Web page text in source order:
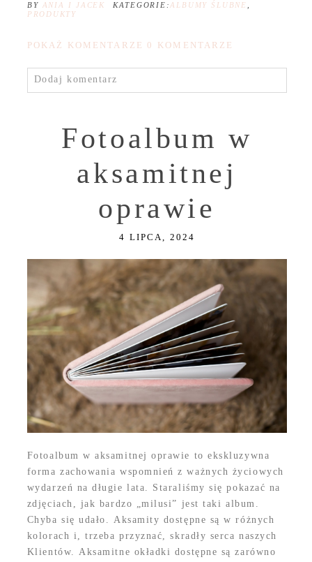
BY ANIA I JACEK KATEGORIE: ALBUMY ŚLUBNE
PRODUKTY
POKAŻ KOMENTARZE 0 KOMENTARZE
Dodaj komentarz
Fotoalbum w
aksamitnej
oprawie
4 LIPCA, 2024
Fotoalbum w aksamitnej oprawie to ekskluzywna
forma zachowania wspomnień z ważnych życiowych
wydarzeń na długie lata. Staraliśmy się pokazać na
zdjęciach, jak bardzo „milusi” jest taki album.
Chyba się udało. Aksamity dostępne są w różnych
kolorach i, trzeba przyznać, skradły serca naszych
Klientów. Aksamitne okładki dostępne są zarówno